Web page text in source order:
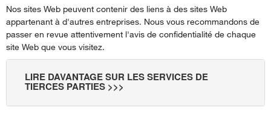
Nos sites Web peuvent contenir des liens à des sites Web
appartenant à d'autres entreprises. Nous vous recommandons de
passer en revue attentivement l'avis de confidentialité de chaque
site Web que vous visitez.
LIRE DAVANTAGE SUR LES SERVICES DE
TIERCES PARTIES >>>